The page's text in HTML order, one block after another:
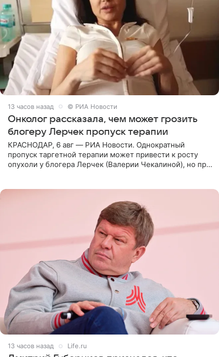
13 часов назад © РИА Новости
Онколог рассказала, чем может грозить
блогеру Лерчек пропуск терапии
КРАСНОДАР, 6 авг — РИА Новости. Однократный
пропуск таргетной терапии может привести к росту
опухоли у блогера Лерчек (Валерии Чекалиной), но при
13 часов назад Life.ru